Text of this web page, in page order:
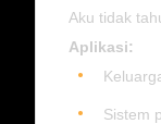
Aku tidak
Aplikasi:
Sistem